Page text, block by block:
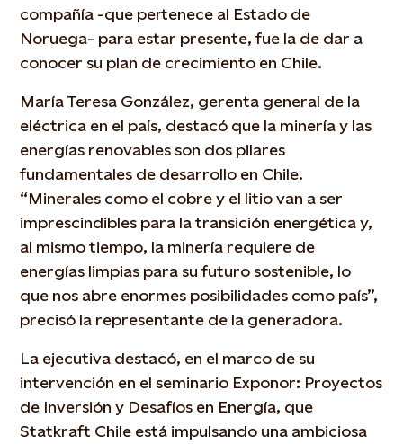
compañía -que pertenece al Estado de
Noruega- para estar presente, fue la de dar a
conocer su plan de crecimiento en Chile.
María Teresa González, gerenta general de la
eléctrica en el país, destacó que la minería y las
energías renovables son dos pilares
fundamentales de desarrollo en Chile.
“Minerales como el cobre y el litio van a ser
imprescindibles para la transición energética y,
al mismo tiempo, la minería requiere de
energías limpias para su futuro sostenible, lo
que nos abre enormes posibilidades como país”,
precisó la representante de la generadora.
La ejecutiva destacó, en el marco de su
intervención en el seminario Exponor: Proyectos
de Inversión y Desafíos en Energía, que
Statkraft Chile está impulsando una ambiciosa